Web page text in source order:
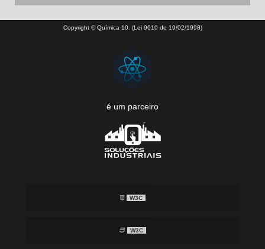
Copyright © Química 10. (Lei 9610 de 19/02/1998)
é um parceiro
W3C
W3C